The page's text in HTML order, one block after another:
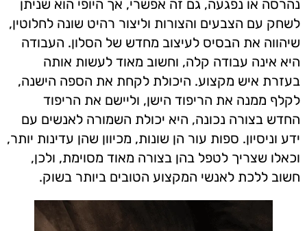
נהרסה או נפגעה, גם זה אפשרי, אך היופי הוא שניתן
לשחק עם הצבעים והצורות וליצור רהיט שונה לחלוטין,
שיהווה את הבסיס לעיצוב מחדש של הסלון. העבודה
היא אינה עבודה קלה, וחשוב מאוד לעשות אותה
בעזרת איש מקצוע. היכולת לקחת את הספה הישנה,
לקלף ממנה את הריפוד הישן, וליישם את הריפוד
החדש בצורה נכונה, היא יכולת השמורה לאנשים עם
ידע וניסיון. ספות עור הן שונות, מכיוון שהן עדינות יותר,
וכאלו שצריך לטפל בהן בצורה מאוד מסוימת, ולכן,
חשוב ללכת לאנשי המקצוע הטובים ביותר בשוק.